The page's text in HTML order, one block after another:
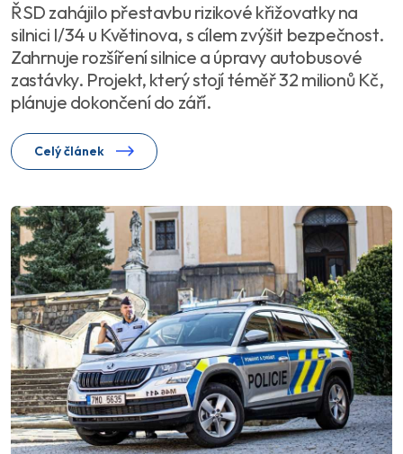
ŘSD zahájilo přestavbu rizikové křižovatky na
silnici I/34 u Květinova, s cílem zvýšit bezpečnost.
Zahrnuje rozšíření silnice a úpravy autobusové
zastávky. Projekt, který stojí téměř 32 milionů Kč,
plánuje dokončení do září.
Celý článek